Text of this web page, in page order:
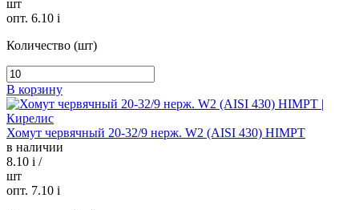
шт
опт. 6.10 i
Количество (шт)
В корзину
Хомут червячный 20-32/9 нерж. W2 (AISI 430) HIMPT
в наличии
8.10 i /
шт
опт. 7.10 i